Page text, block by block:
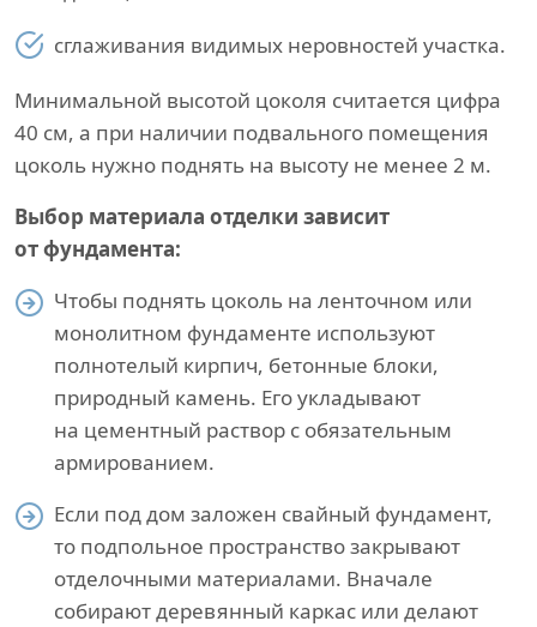
сглаживания видимых неровностей участка.
Минимальной высотой цоколя считается цифра
40 см, а при наличии подвального помещения
цоколь нужно поднять на высоту не менее 2 м.
Выбор материала отделки зависит
от фундамента:
Чтобы поднять цоколь на ленточном или
монолитном фундаменте используют
полнотелый кирпич, бетонные блоки,
природный камень. Его укладывают
на цементный раствор с обязательным
армированием.
Если под дом заложен свайный фундамент,
то подпольное пространство закрывают
отделочными материалами. Вначале
собирают деревянный каркас или делают